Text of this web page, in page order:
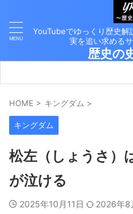
YouTubeでゆっくり歴史解
実を追い求める
歴史の
HOME > キングダム >
キングダム
松左（しょうさ）
が泣ける
2025年10月11日 2026年8